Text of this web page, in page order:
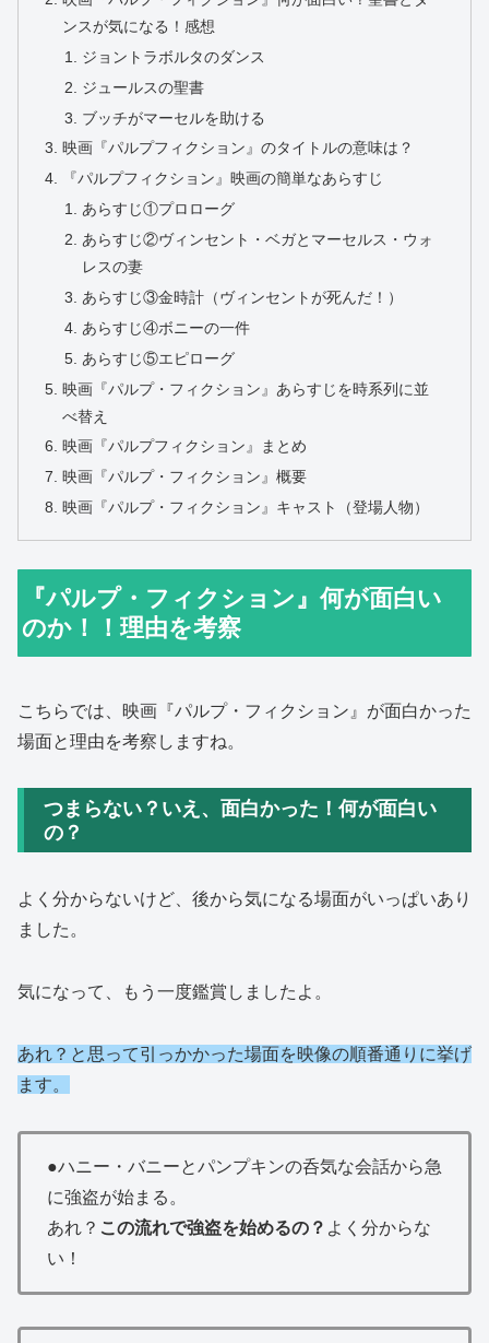
ンスが気になる！感想
ジョントラボルタのダンス
ジュールスの聖書
ブッチがマーセルを助ける
映画『パルプフィクション』のタイトルの意味は？
『パルプフィクション』映画の簡単なあらすじ
あらすじ①プロローグ
あらすじ②ヴィンセント・ベガとマーセルス・ウォ
レスの妻
あらすじ③金時計（ヴィンセントが死んだ！）
あらすじ④ボニーの一件
あらすじ⑤エピローグ
映画『パルプ・フィクション』あらすじを時系列に並
べ替え
映画『パルプフィクション』まとめ
映画『パルプ・フィクション』概要
映画『パルプ・フィクション』キャスト（登場人物）
『パルプ・フィクション』何が面白い
のか！！理由を考察
こちらでは、 映画『パルプ・フィクション』が面白かった
場面と理由を考察しますね。
つまらない？いえ、面白かった！何が面白い
の？
よく分からないけど、後から気になる場面がいっぱいあり
ました。
気になって、もう一度鑑賞しましたよ。
あれ？と思って引っかかった場面を映像の順番通りに挙げ
ます。
●ハニー・バニーとパンプキンの呑気な会話から急
に強盗が始まる。
あれ？ この流れで強盗を始めるの？ よく分からな
い！